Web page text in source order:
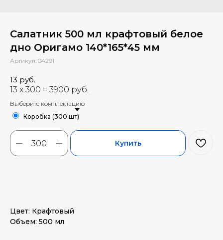
Салатник 500 мл крафтовый белое
дно Оригамо 140*165*45 мм
Артикул: 04291
13 руб.
Выберите комплектацию
Коробка (300 шт)
Купить
Цвет: Крафтовый
Объем: 500 мл